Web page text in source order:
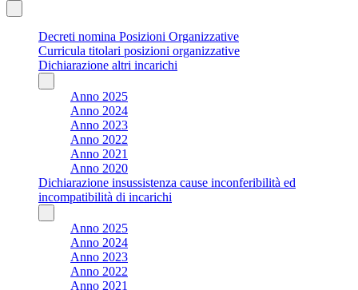
Decreti nomina Posizioni Organizzative
Curricula titolari posizioni organizzative
Dichiarazione altri incarichi
Anno 2025
Anno 2024
Anno 2023
Anno 2022
Anno 2021
Anno 2020
Dichiarazione insussistenza cause inconferibilità ed
incompatibilità di incarichi
Anno 2025
Anno 2024
Anno 2023
Anno 2022
Anno 2021